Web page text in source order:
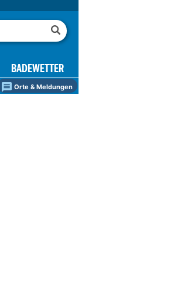
BADEWETTER
Orte & Meldungen